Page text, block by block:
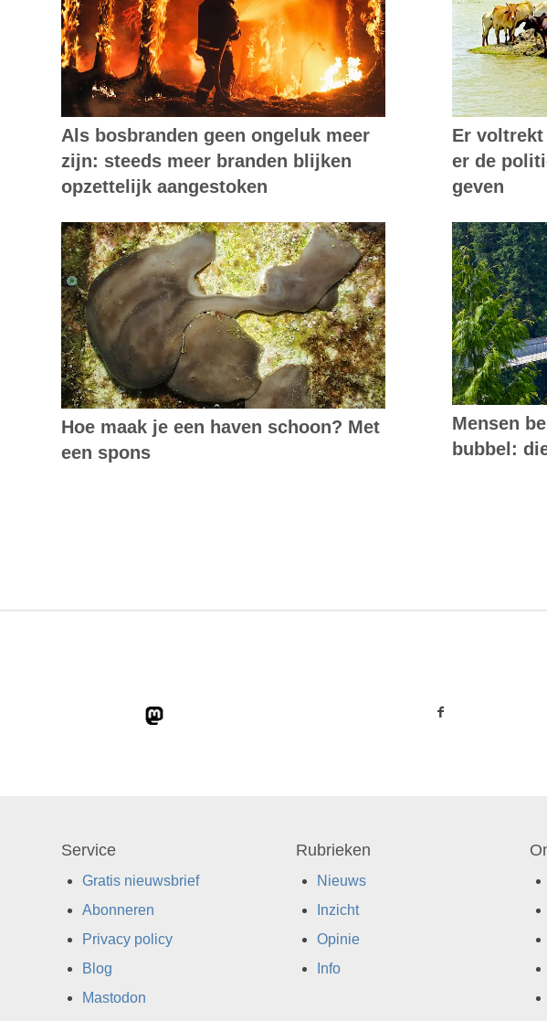
Als bosbranden geen ongeluk meer
zijn: steeds meer branden blijken
opzettelijk aangestoken
Hoe maak je een haven schoon? Met
een spons
Er
er de
geven
Mensen
bubbel:
Service
Gratis nieuwsbrief
Abonneren
Privacy policy
Blog
Mastodon
Rubrieken
Nieuws
Inzicht
Opinie
Info